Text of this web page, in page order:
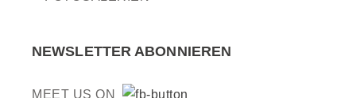
NEWSLETTER ABONNIEREN
MEET US ON